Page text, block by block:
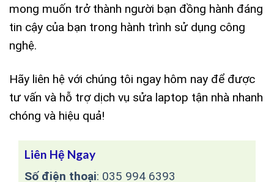
mong muốn trở thành người bạn đồng hành đáng
tin cậy của bạn trong hành trình sử dụng công
nghệ.
Hãy liên hệ với chúng tôi ngay hôm nay để được
tư vấn và hỗ trợ dịch vụ sửa laptop tận nhà nhanh
chóng và hiệu quả!
Liên Hệ Ngay
Số điện thoại: 035 994 6393